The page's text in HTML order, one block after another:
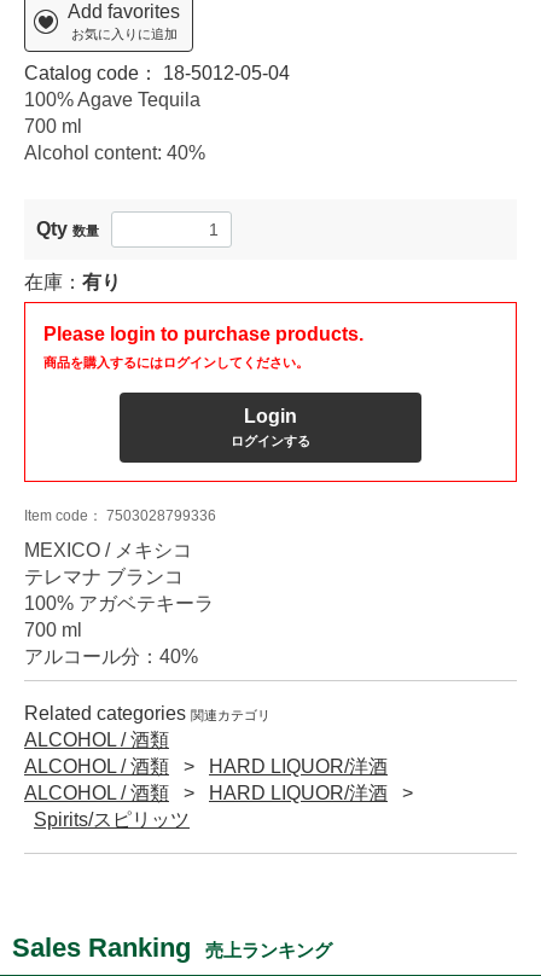
Add favorites
お気に入りに追加
Catalog code： 18-5012-05-04
100% Agave Tequila
700 ml
Alcohol content: 40%
Qty 数量
在庫： 有り
Please login to purchase products.
商品を購入するにはログインしてください。
Login
ログインする
Item code： 7503028799336
MEXICO / メキシコ
テレマナ ブランコ
100% アガベテキーラ
700 ml
アルコール分：40%
Related categories 関連カテゴリ
ALCOHOL / 酒類
ALCOHOL / 酒類
HARD LIQUOR/洋酒
ALCOHOL / 酒類
HARD LIQUOR/洋酒
Spirits/スピリッツ
Sales Ranking 売上ランキング